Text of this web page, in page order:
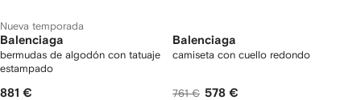
Nueva temporada
Balenciaga
bermudas de algodón con tatuaje
estampado
881 €
Balenciaga
camiseta con cuello redondo
761 € 578 €